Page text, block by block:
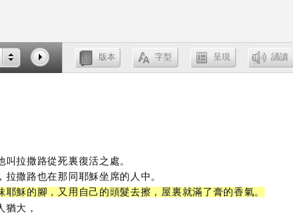
拉撒路從死裏復活之處。
撒路也在那同耶穌坐席的人中。
穌的腳，又用自己的頭髮去擦，屋裏就滿了膏的香氣。
大，